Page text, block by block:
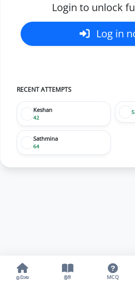
Login to unlock
Log in
RECENT ATTEMPTS
Keshan
42
Sathmina
64
ප්‍රධාන ලිපි MCQ